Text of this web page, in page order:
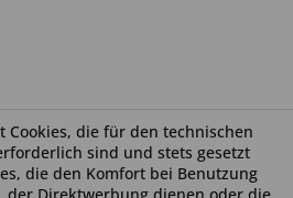
Cookies, die für den technischen
sind und stets gesetzt
die den Komfort bei Benutzung